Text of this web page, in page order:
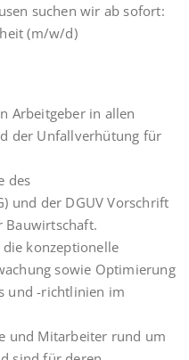
suchen wir ab sofort:
(m/w/d)
Arbeitgeber in allen
der Unfallverhütung für
des
und der DGUV Vorschrift
Bauwirtschaft.
konzeptionelle
sowie Optimierung
und -richtlinien im
und Mitarbeiter rund um